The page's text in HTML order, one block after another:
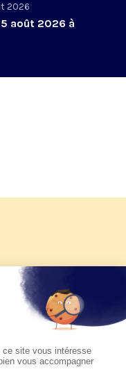
2026
août 2026 à
2026 de KTO
du pape Léon
sur KTO le